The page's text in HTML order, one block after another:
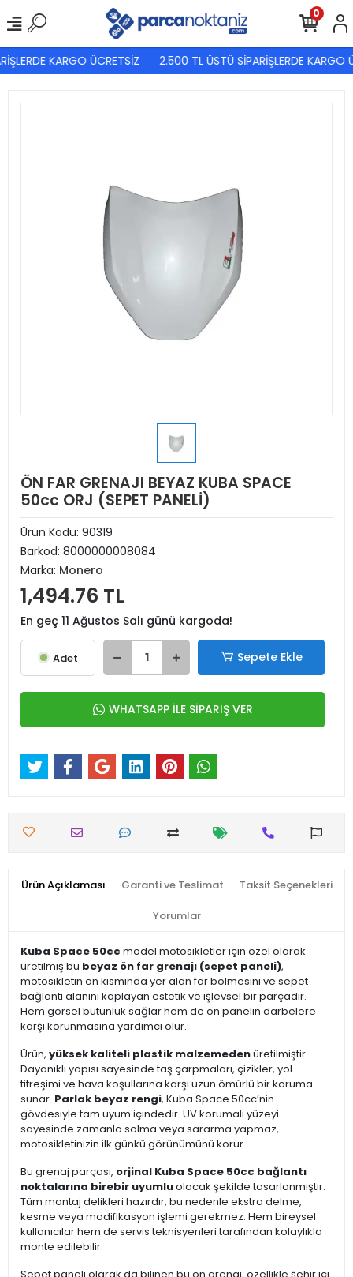
KARGO ÜCRETSİZ 2.500 TL ÜSTÜ SİPARİŞLERDE KARGO
0
ÖN FAR GRENAJI BEYAZ KUBA SPACE
50cc ORJ (SEPET PANELİ)
Ürün Kodu: 90319
Barkod: 8000000008084
Marka: Monero
1,494.76 TL
En geç 11 Ağustos Salı günü kargoda!
Adet Sepete Ekle
WHATSAPP İLE SİPARİŞ VER
Ürün Açıklaması Garanti ve Teslimat Taksit Seçenekleri
Yorumlar
Kuba Space 50cc model motosikletler için özel olarak
üretilmiş bu beyaz ön far grenajı (sepet paneli),
motosikletin ön kısmında yer alan far bölmesini ve sepet
bağlantı alanını kaplayan estetik ve işlevsel bir parçadır.
Hem görsel bütünlük sağlar hem de ön panelin darbelere
karşı korunmasına yardımcı olur.
Ürün, yüksek kaliteli plastik malzemedenüretilmiştir.
Dayanıklı yapısı sayesinde taş çarpmaları, çizikler, yol
titreşimi ve hava koşullarına karşı uzun ömürlü bir koruma
sunar. Parlak beyaz rengi, Kuba Space 50cc’nin
gövdesiyle tam uyum içindedir. UV korumalı yüzeyi
sayesinde zamanla solma veya sararma yapmaz,
motosikletinizin ilk günkü görünümünü korur.
Bu grenaj parçası, orjinal Kuba Space 50cc bağlantı
noktalarına birebir uyumluolacak şekilde tasarlanmıştır.
Tüm montaj delikleri hazırdır, bu nedenle ekstra delme,
kesme veya modifikasyon işlemi gerekmez. Hem bireysel
kullanıcılar hem de servis teknisyenleri tarafından kolaylıkla
monte edilebilir.